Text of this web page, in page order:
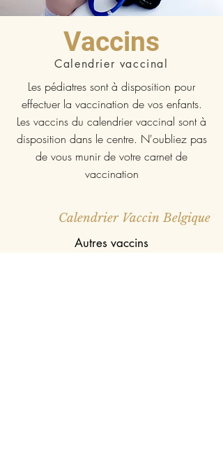
Vaccins
Calendrier vaccinal
Les pédiatres sont à disposition pour
effectuer la vaccination de vos enfants.
Les vaccins du calendrier vaccinal sont à
disposition dans le centre. N'oubliez pas
de vous munir de votre carnet de
vaccination
Calendrier Vaccin Belgique
Autres vaccins